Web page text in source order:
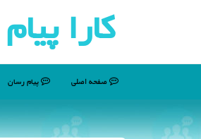
كارا پیام
صفحه اصلی پیام رسان